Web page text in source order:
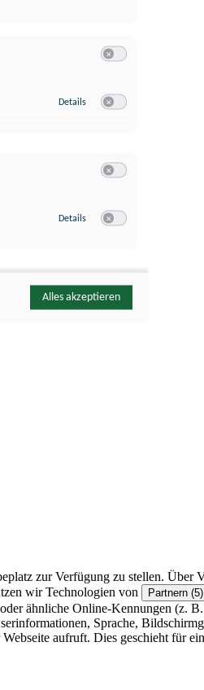
zur Verfügung zu stellen. Über
wir Technologien von Partnern (5)
ähnliche Online-Kennungen (z.
Sprache,
aufruft. Dies geschieht für
Details zu Google Analytics
Details zu YouTube
Alles akzeptieren